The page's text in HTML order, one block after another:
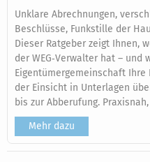
Unklare Abrechnungen,
Beschlüsse, Funkstille der
Dieser Ratgeber zeigt Ihnen,
der WEG‑Verwalter hat – und
Eigentümergemeinschaft Ihre
der Einsicht in Unterlagen
bis zur Abberufung.
Mehr dazu